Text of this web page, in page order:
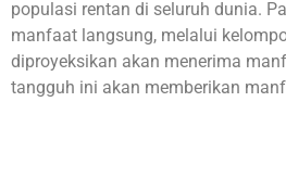
populasi rentan di seluruh dunia.
manfaat langsung, melalui
diproyeksikan akan menerima
tangguh ini akan memberikan